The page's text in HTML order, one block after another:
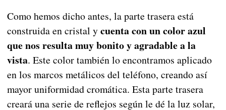
Como hemos dicho antes, la parte trasera está
construida en cristal ycuenta con un color azul
que nos resulta muy bonito y agradable a la
vista. Este color también lo encontramos aplicado
en los marcos metálicos del teléfono, creando así
mayor uniformidad cromática. Esta parte trasera
creará una serie de reflejos según le dé la luz solar,